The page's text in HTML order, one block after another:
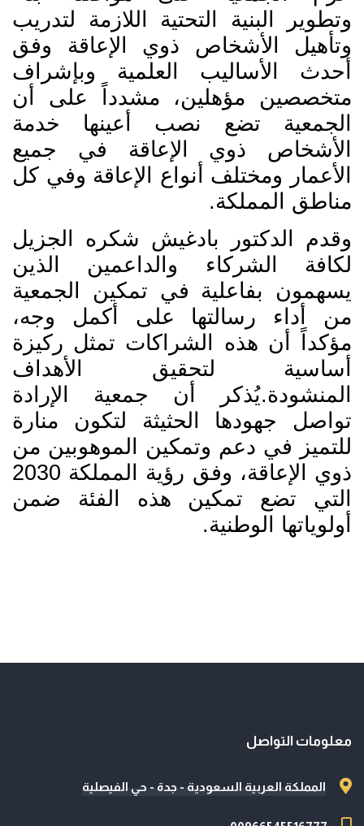
وتطوير البنية التحتية اللازمة لتدريب
وتأهيل الأشخاص ذوي الإعاقة وفق
أحدث الأساليب العلمية وبإشراف
متخصصين مؤهلين، مشدداً على أن
الجمعية تضع نصب أعينها خدمة
الأشخاص ذوي الإعاقة في جميع
الأعمار ومختلف أنواع الإعاقة وفي كل
مناطق المملكة.
وقدم الدكتور بادغيش شكره الجزيل
لكافة الشركاء والداعمين الذين
يسهمون بفاعلية في تمكين الجمعية
من أداء رسالتها على أكمل وجه،
مؤكداً أن هذه الشراكات تمثل ركيزة
أساسية لتحقيق الأهداف
المنشودة.يُذكر أن جمعية الإرادة
تواصل جهودها الحثيثة لتكون منارة
للتميز في دعم وتمكين الموهوبين من
ذوي الإعاقة، وفق رؤية المملكة 2030
التي تضع تمكين هذه الفئة ضمن
أولوياتها الوطنية.
معلومات التواصل
المملكة العربية السعودية - جدة - حي الفيصلية